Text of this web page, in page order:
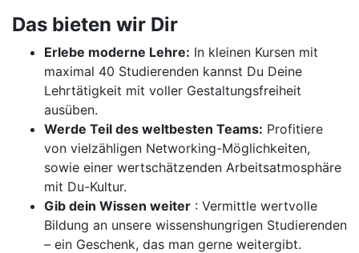
Das bieten wir Dir
Erlebe moderne Lehre: In kleinen Kursen mit
maximal 40 Studierenden kannst Du Deine
Lehrtätigkeit mit voller Gestaltungsfreiheit
ausüben.
Werde Teil des weltbesten Teams: Profitiere
von vielzähligen Networking-Möglichkeiten,
sowie einer wertschätzenden Arbeitsatmosphäre
mit Du-Kultur.
Gib dein Wissen weiter : Vermittle wertvolle
Bildung an unsere wissenshungrigen Studierenden
– ein Geschenk, das man gerne weitergibt.